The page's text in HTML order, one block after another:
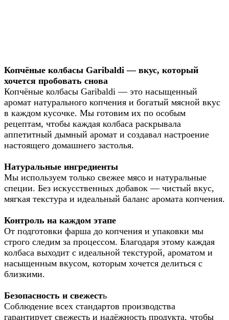
Копчёные колбасы Garibaldi — вкус, который
хочется пробовать снова
Копчёные колбасы Garibaldi — это насыщенный
аромат натурального копчения и богатый мясной вкус
в каждом кусочке. Мы готовим их по особым
рецептам, чтобы каждая колбаса раскрывала
аппетитный дымный аромат и создавал настроение
настоящего домашнего застолья.
Натуральные ингредиенты
Мы используем только свежее мясо и натуральные
специи. Без искусственных добавок — чистый вкус,
мягкая текстура и идеальный баланс аромата копчения.
Контроль на каждом этапе
От подготовки фарша до копчения и упаковки мы
строго следим за процессом. Благодаря этому каждая
колбаса выходит с идеальной текстурой, ароматом и
насыщенным вкусом, которым хочется делиться с
близкими.
Безопасность и свежесть
Соблюдение всех стандартов производства
гарантирует свежесть и надёжность продукта, чтобы